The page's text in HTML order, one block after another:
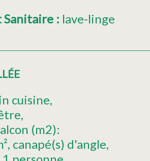
Sanitaire : lave-linge
cuisine
(m2):
canapé(s) d'angle